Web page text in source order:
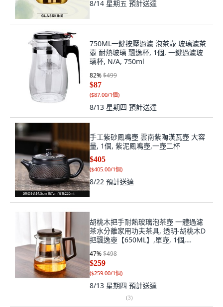
8/14 星期五 預計送達
750ML一鍵按壓過濾 泡茶壺 玻璃濾茶
壺 耐熱玻璃 飄逸杯, 1個, 一鍵過濾玻
璃杯, N/A, 750ml
82%$499
$87
($87.00/1個)
8/13 星期四 預計送達
手工紫砂鳳鳴壺 雲南紫陶漢瓦壺 大容
量, 1個, 紫泥鳳鳴壺,一壺二杯
$405
($405.00/1個)
8/22 預計送達
胡桃木把手耐熱玻璃泡茶壺 一體過濾
茶水分離家用功夫茶具, 透明-胡桃木D
把飄逸壺【650ML】,單壺, 1個,
650ml
47%$498
$259
($259.00/1個)
8/13 星期四 預計送達
(3)